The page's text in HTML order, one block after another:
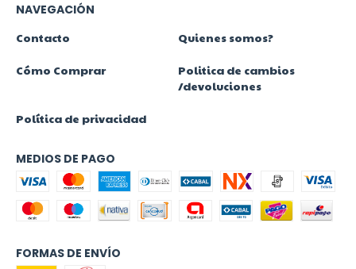
NAVEGACIÓN
Contacto
Quienes somos?
Cómo Comprar
Politica de cambios
/devoluciones
Política de privacidad
MEDIOS DE PAGO
FORMAS DE ENVÍO